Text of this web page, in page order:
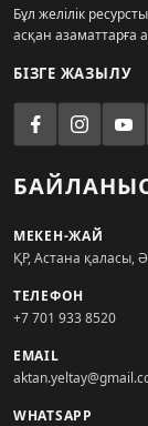
Бұл желілік
асқан азаматтарға
БІЗГЕ ЖАЗЫЛУ
МЕКЕН-ЖАЙ
ҚР, Астана қаласы,
ТЕЛЕФОН
+7 701 933 8520
EMAIL
WHATSAPP